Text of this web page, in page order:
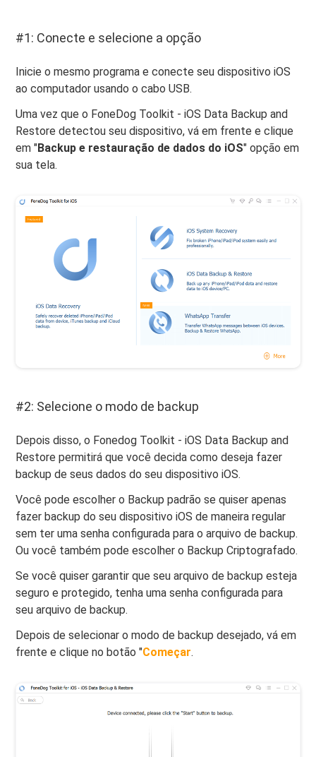
#1: Conecte e selecione a opção
Inicie o mesmo programa e conecte seu dispositivo iOS
ao computador usando o cabo USB.
Uma vez que o FoneDog Toolkit - iOS Data Backup and
Restore detectou seu dispositivo, vá em frente e clique
em "Backup e restauração de dados do iOS" opção em
sua tela.
#2: Selecione o modo de backup
Depois disso, o Fonedog Toolkit - iOS Data Backup and
Restore permitirá que você decida como deseja fazer
backup de seus dados do seu dispositivo iOS.
Você pode escolher o Backup padrão se quiser apenas
fazer backup do seu dispositivo iOS de maneira regular
sem ter uma senha configurada para o arquivo de backup.
Ou você também pode escolher o Backup Criptografado.
Se você quiser garantir que seu arquivo de backup esteja
seguro e protegido, tenha uma senha configurada para
seu arquivo de backup.
Depois de selecionar o modo de backup desejado, vá em
frente e clique no botão "Começar.